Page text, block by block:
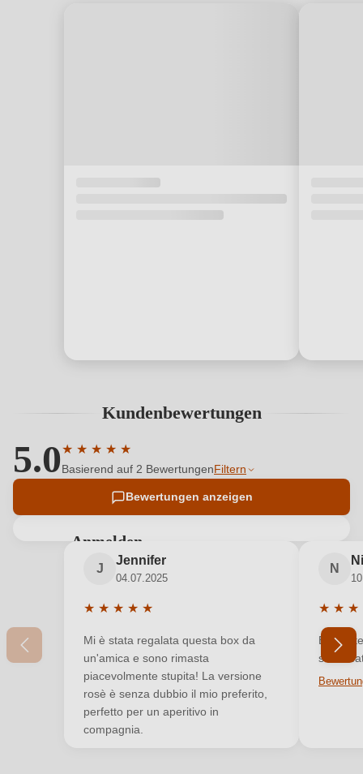
Kundenbewertungen
5.0★ ★ ★ ★ ★
Durchschnittliche Bewertung von 5 von 5 Sternen
Basierend auf 2 BewertungenFiltern
Bewertungen anzeigen
Anmelden
Bewertungen können nur von angemeldeten
Benutzern abgegeben werden. Bitte loggen Sie sich
Neuer Kunde?Neuer Kunde?
Ihre E-Mail-Adresse
J
Jennifer
04.07.2025
★ ★ ★ ★ ★
Durchschnittliche Bewertung von 5 von 5
Mi è stata regalata questa box da
un'amica e sono rimasta
piacevolmente stupita! La versione
rosè è senza dubbio il mio preferito,
perfetto per un aperitivo in
compagnia.
N
★ ★ ★